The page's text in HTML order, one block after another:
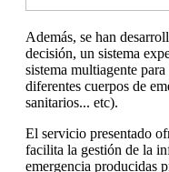
Además, se han
decisión, un sistema
sistema multiagente
diferentes cuerpos de
sanitarios... etc).
El servicio presentado
facilita la gestión de la
emergencia producidas